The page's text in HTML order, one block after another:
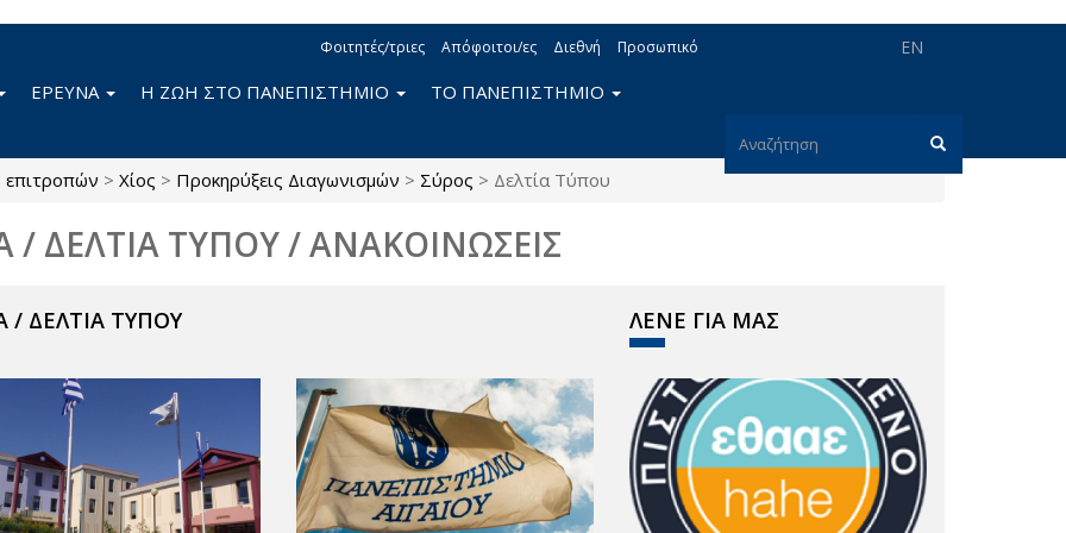
EN
Φοιτητές/τριες Απόφοιτοι/ες Διεθνή Προσωπικό
Φόρμα
ΕΡΕΥΝΑ Η ΖΩΗ ΣΤΟ ΠΑΝΕΠΙΣΤΗΜΙΟ ΤΟ ΠΑΝΕΠΙΣΤΗΜΙΟ
επιτροπών > Χίος > Προκηρύξεις Διαγωνισμών > Σύρος > Δελτία Τύπου
/ ΔΕΛΤΙΑ ΤΥΠΟΥ / ΑΝΑΚΟΙΝΩΣΕΙΣ
/ ΔΕΛΤΙΑ ΤΥΠΟΥ ΛΕΝΕ ΓΙΑ ΜΑΣ